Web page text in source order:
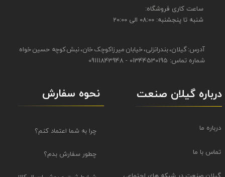
​​ساعت کاری فروشگاه:
شنبه تا پنجشنبه: 08:00 الی 20:00
آدرس: گیلان، بندرانزلی، خیابان میرزاکوچک خان، نبش کوچه حسین خواه
شماره تماس: 01344530195 - 09111843948
نحوه سفارش
چرا به شما اعتماد کنم؟
چطور سفارش بدم؟
درباره گیلان صنعت
درباره ما
تماس با ما